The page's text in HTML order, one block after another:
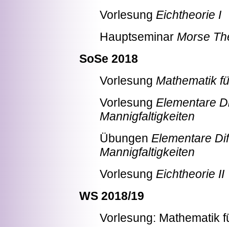
Vorlesung Eichtheorie I
Hauptseminar Morse
SoSe 2018
Vorlesung Mathematik
Vorlesung Elementare
Mannigfaltigkeiten
Übungen Elementare
Mannigfaltigkeiten
Vorlesung Eichtheorie II
WS 2018/19
Vorlesung: Mathematik